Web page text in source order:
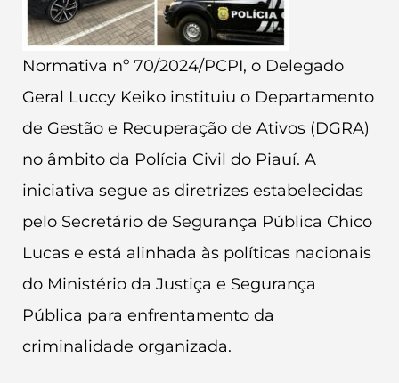
Normativa nº 70/2024/PCPI, o Delegado
Geral Luccy Keiko instituiu o Departamento
de Gestão e Recuperação de Ativos (DGRA)
no âmbito da Polícia Civil do Piauí. A
iniciativa segue as diretrizes estabelecidas
pelo Secretário de Segurança Pública Chico
Lucas e está alinhada às políticas nacionais
do Ministério da Justiça e Segurança
Pública para enfrentamento da
criminalidade organizada.